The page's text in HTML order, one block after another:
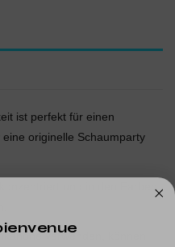
ist perfekt für einen
originelle Schaumparty
verwenden, können